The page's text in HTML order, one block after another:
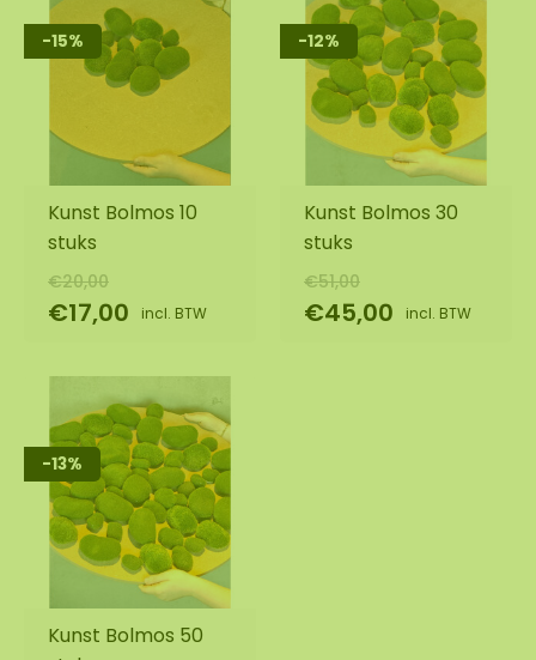
-15%
Kunst Bolmos 10
stuks
€20,00
€17,00 incl. BTW
-12%
Kunst Bolmos 30
stuks
€51,00
€45,00 incl. BTW
-13%
Kunst Bolmos 50